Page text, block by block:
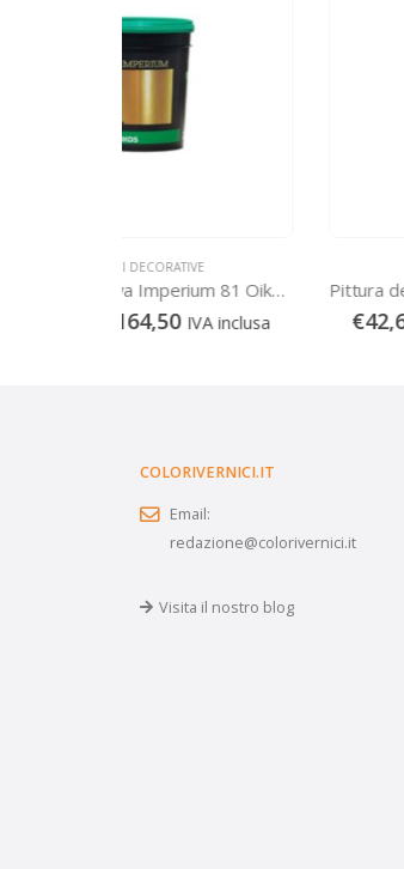
€42,60–€164,50 IVA
COLORIVERNICI.IT
Email:
redazione@colorivernici.it
Visita il nostro blog